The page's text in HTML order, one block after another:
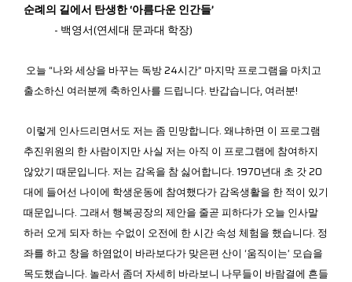
순례의 길에서 탄생한 ‘아름다운 인간들’
- 백영서(연세대 문과대 학장)
오늘 “나와 세상을 바꾸는 독방 24시간” 마지막 프로그램을 마치고
출소하신 여러분께 축하인사를 드립니다. 반갑습니다, 여러분!
이렇게 인사드리면서도 저는 좀 민망합니다. 왜냐하면 이 프로그램
추진위원의 한 사람이지만 사실 저는 아직 이 프로그램에 참여하지
않았기 때문입니다. 저는 감옥을 참 싫어합니다. 1970년대 초 갓 20
대에 들어선 나이에 학생운동에 참여했다가 감옥생활을 한 적이 있기
때문입니다. 그래서 행복공장의 제안을 줄곧 피하다가 오늘 인사말
하러 오게 되자 하는 수없이 오전에 한 시간 속성 체험을 했습니다. 정
좌를 하고 창을 하염없이 바라보다가 맞은편 산이 ‘움직이는’ 모습을
목도했습니다. 놀라서 좀더 자세히 바라보니 나무들이 바람결에 흔들